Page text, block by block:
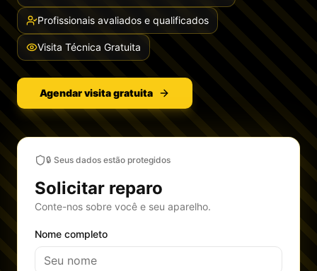
Profissionais avaliados e qualificados
Visita Técnica Gratuita
Agendar visita gratuita
🔒 Seus dados estão protegidos
Solicitar reparo
Conte-nos sobre você e seu aparelho.
Nome completo